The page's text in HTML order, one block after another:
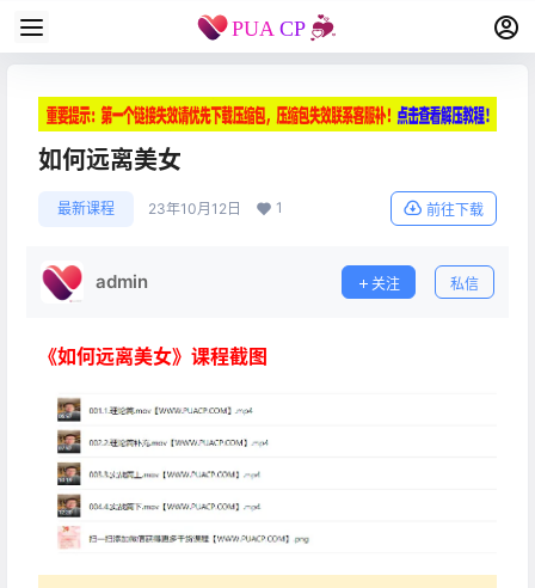
如何远离美女
最新课程 23年10月12日 1 前往下载
admin 关注 私信
《如何远离美女》课程截图